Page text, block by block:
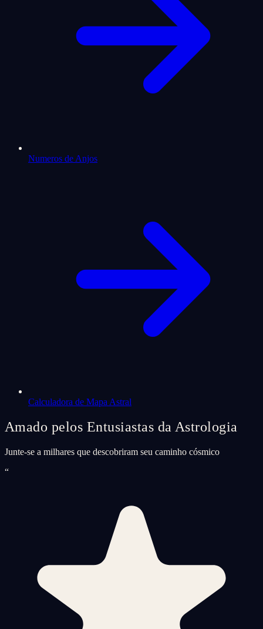
Numeros de Anjos
Calculadora de Mapa Astral
Amado pelos Entusiastas da Astrologia
Junte-se a milhares que descobriram seu caminho cósmico
“